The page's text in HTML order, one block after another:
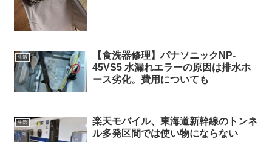
生活
【食洗器修理】パナソニックNP-
45VS5 水漏れエラーの原因は排水ホ
ース劣化。費用についても
生活
楽天モバイル、東海道新幹線のトンネ
ル多発区間では使い物にならない